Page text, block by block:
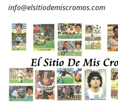
info@elsitiodemiscromos.com